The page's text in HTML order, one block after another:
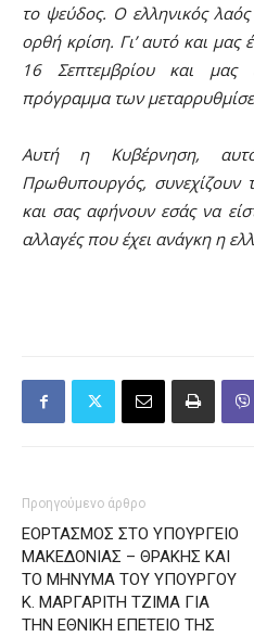
το ψεύδος. Ο ελληνικός λαός
ορθή κρίση. Γι’ αυτό και μας
16 Σεπτεμβρίου και μας
πρόγραμμα των
Αυτή η Κυβέρνηση,
Πρωθυπουργός, συνεχίζουν
και σας αφήνουν εσάς να
αλλαγές που έχει ανάγκη η
Προηγούμενο άρθρο
ΕΟΡΤΑΣΜΟΣ ΣΤΟ ΥΠΟΥΡΓΕΙΟ
ΜΑΚΕΔΟΝΙΑΣ – ΘΡΑΚΗΣ ΚΑΙ
ΤΟ ΜΗΝΥΜΑ ΤΟΥ ΥΠΟΥΡΓΟΥ
Κ. ΜΑΡΓΑΡΙΤΗ ΤΖΙΜΑ ΓΙΑ
ΤΗΝ ΕΘΝΙΚΗ ΕΠΕΤΕΙΟ ΤΗΣ